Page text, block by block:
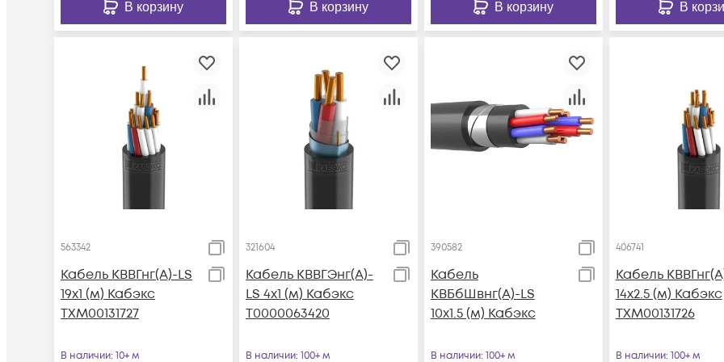
В корзину В корзину В корзину В
563342
Кабель КВВГнг(А)-LS
19х1 (м) Кабэкс
ТХМ00131727
В наличии: 10+ м
321604
Кабель КВВГЭнг(А)-
LS 4х1 (м) Кабэкс
Т0000063420
В наличии: 100+ м
390582
Кабель
КВБбШвнг(А)-LS
10х1.5 (м) Кабэкс
В наличии: 100+ м
406741
Кабель
14х2.5 (м) Кабэкс
ТХМ00131726
В наличии: 100+ м